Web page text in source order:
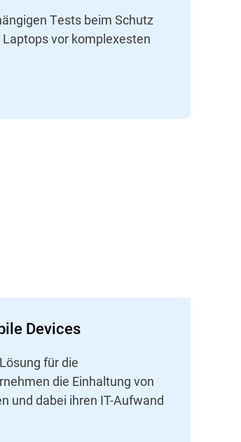
Tests beim Schutz
vor komplexesten
Devices
für die
die Einhaltung von
und dabei ihren IT-Aufwand